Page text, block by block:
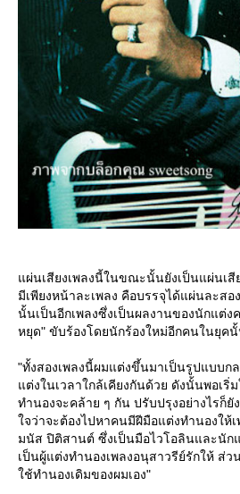
ผ่นเสียงเพลงนี้ในขณะนั้นยังเป็นแผ่นเ
มีเพียงหน้าละเพลง คือบรรจุได้แผ่นละสอ
นั้นเป็นอีกเพลงซึ่งเป็นผลงานของนักแต่
หยุด" ขับร้องโดยนักร้องใหม่อีกคนในยุค
"ทั้งสองเพลงนี้ผมแต่งขึ้นมาเป็นรูปแบบก
ต่งในเวลาใกล้เคียงกันด้วย ดังนั้นพอเริ่
ทำนองจะคล้าย ๆ กัน ปรับปรุงอย่างไรก็
จว่าจะต้องไปหาคนมีฝีมือแต่งทำนองให้
มนัส ปิติสานต์ ซึ่งเป็นมือไวโอลินและนัก
เป็นผู้แต่งทำนองเพลงอนุสาวรีย์รักให้ ส่ว
ช้ทำนองเดิมของผมเอง"